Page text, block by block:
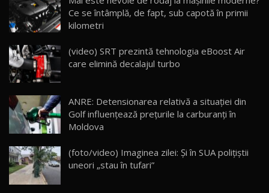
15 14:37
16
AutoBlogMD
13:10
17 20:06
30:08
Ce se întâmplă, de fapt, sub capotă în primii
kilometri
(video) SRT prezintă tehnologia eBoost Air
care elimină decalajul turbo
ANRE: Detensionarea relativă a situației din
Golf influențează prețurile la carburanți în
Moldova
(foto/video) Imaginea zilei: Și în SUA polițiștii
uneori „stau în tufari”